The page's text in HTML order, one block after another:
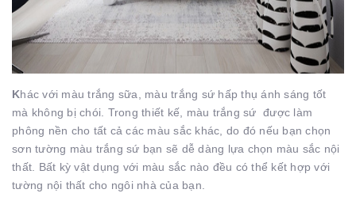
Khác với màu trắng sữa, màu trắng sứ hấp thụ ánh sáng tốt
mà không bị chói. Trong thiết kế, màu trắng sứ được làm
phông nền cho tất cả các màu sắc khác, do đó nếu bạn chọn
sơn tường màu trắng sứ bạn sẽ dễ dàng lựa chọn màu sắc nội
thất. Bất kỳ vật dụng với màu sắc nào đều có thể kết hợp với
tường nội thất cho ngôi nhà của bạn.